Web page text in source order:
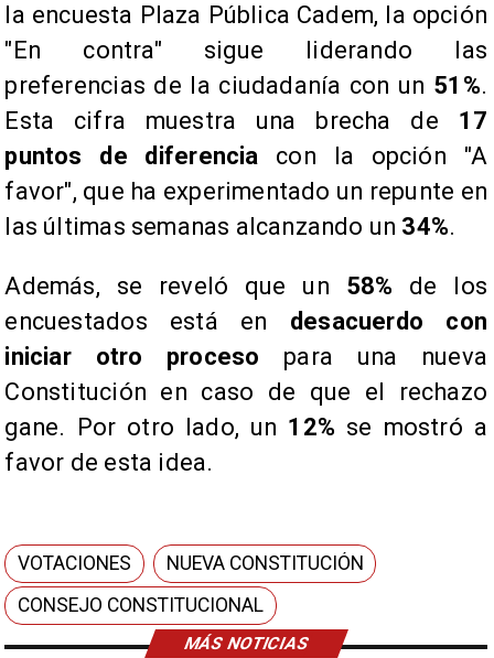
MÁS NOTICIAS
la encuesta Plaza Pública Cadem, la opción
"En contra" sigue liderando las
preferencias de la ciudadanía con un 51%.
Esta cifra muestra una brecha de 17
puntos de diferencia con la opción "A
favor", que ha experimentado un repunte en
las últimas semanas alcanzando un 34%.
Además, se reveló que un 58% de los
encuestados está en desacuerdo con
iniciar otro proceso para una nueva
Constitución en caso de que el rechazo
gane. Por otro lado, un 12% se mostró a
favor de esta idea.
VOTACIONES
NUEVA CONSTITUCIÓN
CONSEJO CONSTITUCIONAL